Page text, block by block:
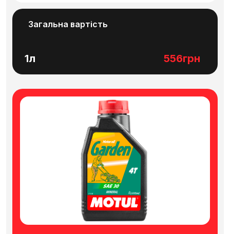
Загальна вартість
1л 556грн